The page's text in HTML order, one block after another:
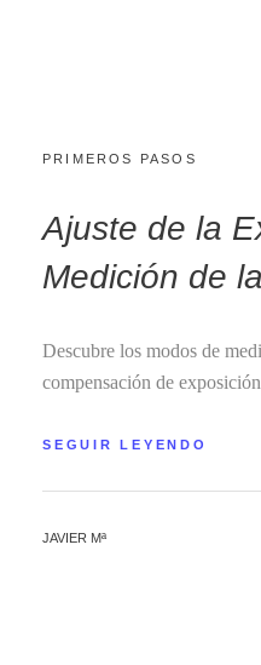
PRIMEROS PASOS
Ajuste de la
Medición de
Descubre los modos de
compensación de
SEGUIR LEYENDO
JAVIER Mª